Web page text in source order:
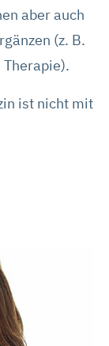
aber auch
(z. B.
ist nicht mit